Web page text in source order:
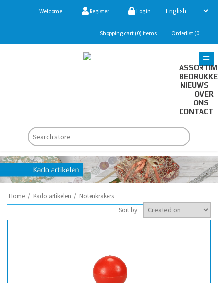
Welcome Register Log in
Shopping cart (0) items Orderlist (0)
NIEUWS
OVER
ONS
CONTACT
Home / Kado artikelen / Notenkrakers
Sort by